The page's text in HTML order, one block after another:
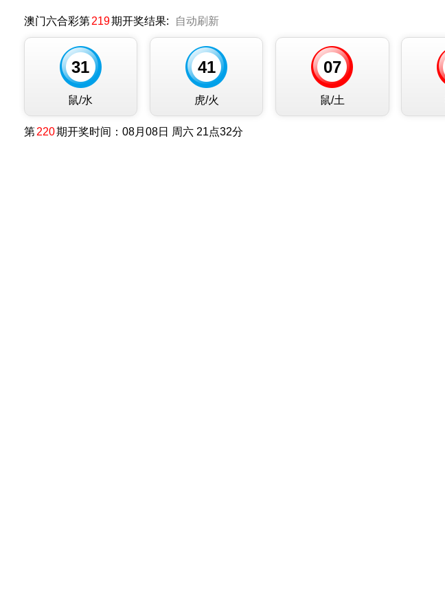
澳门六合彩第 219期开奖结果: 自动刷新
31
鼠/水
41
虎/火
07
鼠/土
第 220期开奖时间：08月08日 周六 21点32分